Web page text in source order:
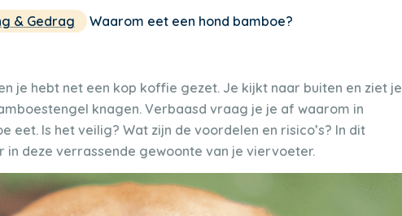
& Gedrag Waarom eet een hond bamboe?
je hebt net een kop koffie gezet. Je kijkt naar buiten en ziet je
knagen. Verbaasd vraag je je af waarom in
eet. Is het veilig? Wat zijn de voordelen en risico’s? In dit
in deze verrassende gewoonte van je viervoeter.